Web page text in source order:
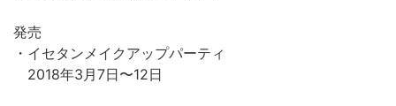
発売
・イセタンメイクアップパーティ
2018年3月7日〜12日